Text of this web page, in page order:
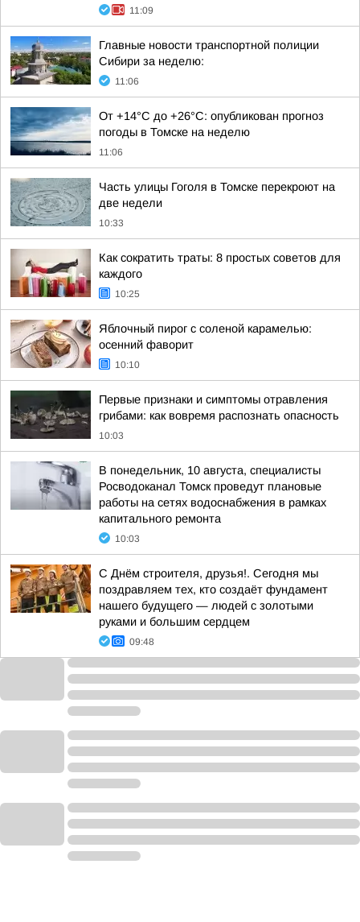
11:09
Главные новости транспортной полиции
Сибири за неделю:
11:06
От +14°С до +26°С: опубликован прогноз
погоды в Томске на неделю
11:06
Часть улицы Гоголя в Томске перекроют на
две недели
10:33
Как сократить траты: 8 простых советов для
каждого
10:25
Яблочный пирог с соленой карамелью:
осенний фаворит
10:10
Первые признаки и симптомы отравления
грибами: как вовремя распознать опасность
10:03
В понедельник, 10 августа, специалисты
Росводоканал Томск проведут плановые
работы на сетях водоснабжения в рамках
капитального ремонта
10:03
С Днём строителя, друзья!. Сегодня мы
поздравляем тех, кто создаёт фундамент
нашего будущего — людей с золотыми
руками и большим сердцем
09:48